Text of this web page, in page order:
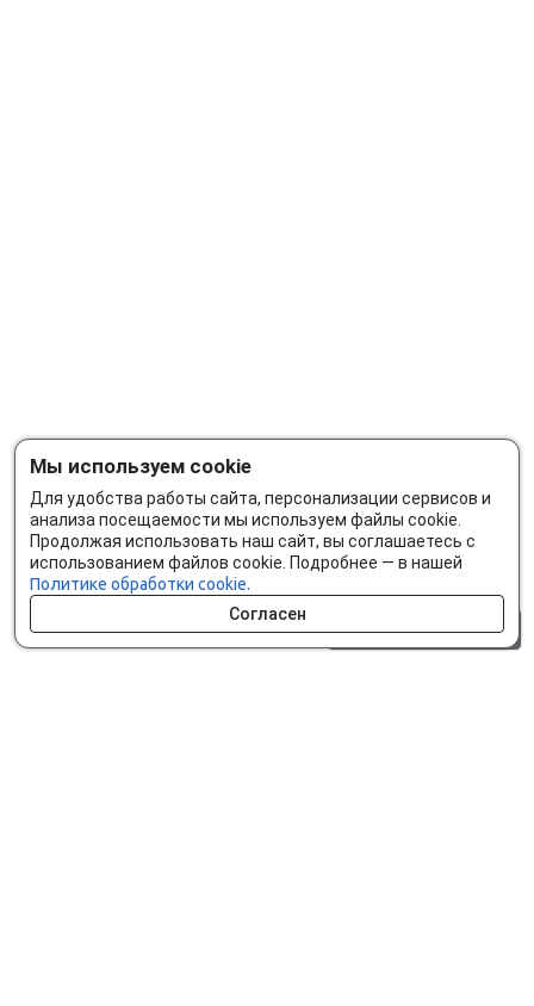
Мы используем cookie
Для удобства работы сайта, персонализации сервисов и
анализа посещаемости мы используем файлы cookie.
Продолжая использовать наш сайт, вы соглашаетесь с
использованием файлов cookie. Подробнее — в нашей
Политике обработки cookie.
Согласен